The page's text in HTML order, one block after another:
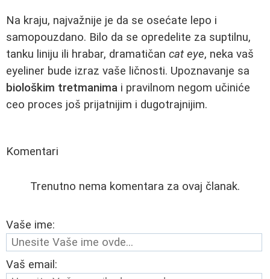
Na kraju, najvažnije je da se osećate lepo i
samopouzdano. Bilo da se opredelite za suptilnu,
tanku liniju ili hrabar, dramatičan cat eye, neka vaš
eyeliner bude izraz vaše ličnosti. Upoznavanje sa
biološkim tretmanima i pravilnom negom učiniće
ceo proces još prijatnijim i dugotrajnijim.
Komentari
Trenutno nema komentara za ovaj članak.
Vaše ime:
Vaš email: